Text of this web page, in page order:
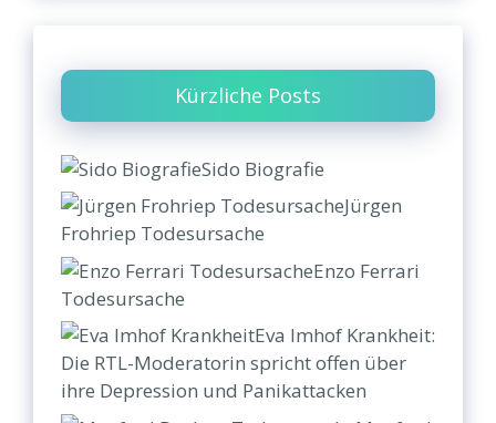
Kürzliche Posts
Sido Biografie
Jürgen
Frohriep Todesursache
Enzo Ferrari
Todesursache
Eva Imhof Krankheit:
Die RTL-Moderatorin spricht offen über
ihre Depression und Panikattacken